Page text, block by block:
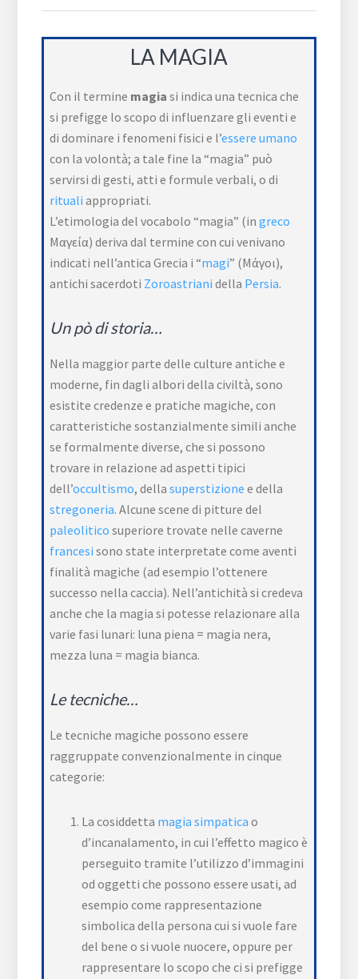
LA MAGIA
Con il termine magia si indica una tecnica che
si prefigge lo scopo di influenzare gli eventi e
di dominare i fenomeni fisici e l’essere umano
con la volontà; a tale fine la “magia” può
servirsi di gesti, atti e formule verbali, o di
rituali appropriati.
L’etimologia del vocabolo “magia” (ingreco
Μαγεία) deriva dal termine con cui venivano
indicati nell’antica Grecia i “magi” (Μάγοι),
antichi sacerdoti Zoroastriani della Persia.
Un pò di storia…
Nella maggior parte delle culture antiche e
moderne, fin dagli albori della civiltà, sono
esistite credenze e pratiche magiche, con
caratteristiche sostanzialmente simili anche
se formalmente diverse, che si possono
trovare in relazione ad aspetti tipici
dell’occultismo, dellasuperstizione e della
stregoneria. Alcune scene di pitture del
paleolitico superiore trovate nelle caverne
francesi sono state interpretate come aventi
finalità magiche (ad esempio l’ottenere
successo nella caccia). Nell’antichità si credeva
anche che la magia si potesse relazionare alla
varie fasi lunari: luna piena = magia nera,
mezza luna = magia bianca.
Le tecniche…
Le tecniche magiche possono essere
raggruppate convenzionalmente in cinque
categorie:
La cosiddetta magia simpatica o
d’incanalamento, in cui l’effetto magico è
perseguito tramite l’utilizzo d’immagini
od oggetti che possono essere usati, ad
esempio come rappresentazione
simbolica della persona cui si vuole fare
del bene o si vuole nuocere, oppure per
rappresentare lo scopo che ci si prefigge